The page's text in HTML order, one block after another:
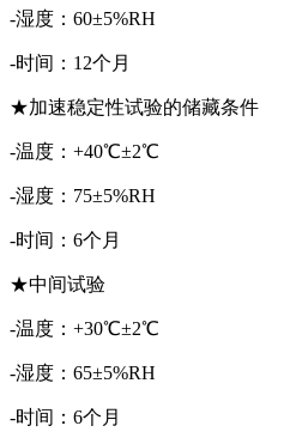
-湿度：60±5%RH
-时间：12个月
★加速稳定性试验的储藏条件
-温度：+40℃±2℃
-湿度：75±5%RH
-时间：6个月
★中间试验
-温度：+30℃±2℃
-湿度：65±5%RH
-时间：6个月